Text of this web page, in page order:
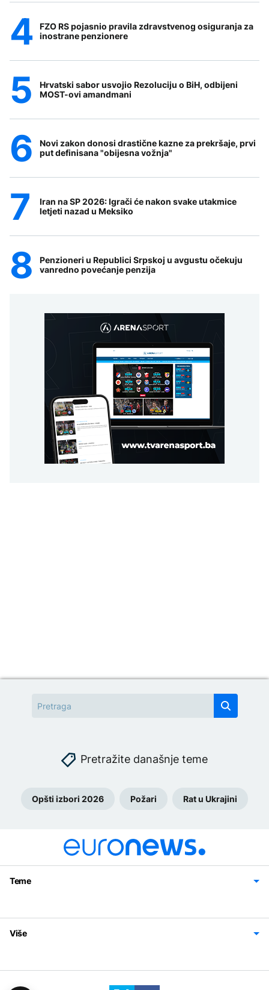
FZO RS pojasnio pravila zdravstvenog osiguranja za
inostrane penzionere
Hrvatski sabor usvojio Rezoluciju o BiH, odbijeni
MOST-ovi amandmani
Novi zakon donosi drastične kazne za prekršaje, prvi
put definisana "obijesna vožnja"
Iran na SP 2026: Igrači će nakon svake utakmice
letjeti nazad u Meksiko
Penzioneri u Republici Srpskoj u avgustu očekuju
vanredno povećanje penzija
Pretražite današnje teme
Opšti izbori 2026 Požari Rat u Ukrajini
Teme
Svijet
Sport
Magazin
Više
Politika privatnosti
Uslovi korišćenja